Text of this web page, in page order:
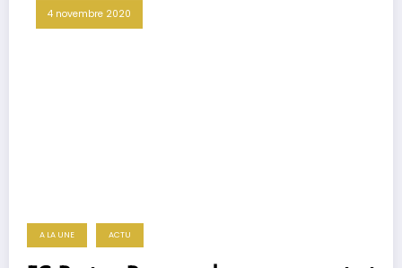
4 novembre 2020
A LA UNE ACTU